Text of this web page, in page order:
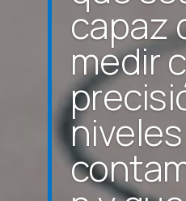
capaz
medir